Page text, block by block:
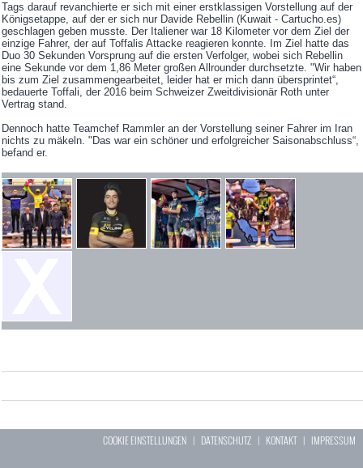
Tags darauf revanchierte er sich mit einer erstklassigen Vorstellung auf der
Königsetappe, auf der er sich nur Davide Rebellin (Kuwait - Cartucho.es)
geschlagen geben musste. Der Italiener war 18 Kilometer vor dem Ziel der
einzige Fahrer, der auf Toffalis Attacke reagieren konnte. Im Ziel hatte das
Duo 30 Sekunden Vorsprung auf die ersten Verfolger, wobei sich Rebellin
eine Sekunde vor dem 1,86 Meter großen Allrounder durchsetzte. "Wir haben
bis zum Ziel zusammengearbeitet, leider hat er mich dann übersprintet“,
bedauerte Toffali, der 2016 beim Schweizer Zweitdivisionär Roth unter
Vertrag stand.
Dennoch hatte Teamchef Rammler an der Vorstellung seiner Fahrer im Iran
nichts zu mäkeln. "Das war ein schöner und erfolgreicher Saisonabschluss“,
befand er.
COOKIE EINSTELLUNGEN | DATENSCHUTZ | KONTAKT| IMPRESSUM